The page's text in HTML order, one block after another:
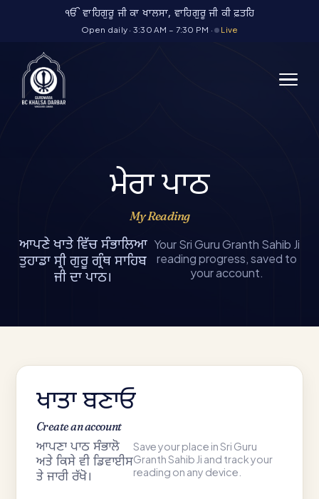
ੴ ਵਾਹਿਗੁਰੂ ਜੀ ਕਾ ਖਾਲਸਾ, ਵਾਹਿਗੁਰੂ ਜੀ ਕੀ ਫ਼ਤਹਿ
Open daily · 3:30 AM – 7:30 PM · Live
ਮੇਰਾ ਪਾਠ
My Reading
ਆਪਣੇ ਖਾਤੇ ਵਿੱਚ ਸੰਭਾਲਿਆ
ਤੁਹਾਡਾ ਸ੍ਰੀ ਗੁਰੂ ਗ੍ਰੰਥ ਸਾਹਿਬ
ਜੀ ਦਾ ਪਾਠ।
Your Sri Guru Granth Sahib Ji
reading progress, saved to
your account.
ਖਾਤਾ ਬਣਾਓ
Create an account
ਆਪਣਾ ਪਾਠ ਸੰਭਾਲੋ
ਅਤੇ ਕਿਸੇ ਵੀ ਡਿਵਾਈਸ
ਤੇ ਜਾਰੀ ਰੱਖੋ।
Save your place in Sri Guru
Granth Sahib Ji and track your
reading on any device.